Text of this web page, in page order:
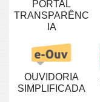
PORTAL
TRANSPARÊNC
IA
OUVIDORIA
SIMPLIFICADA